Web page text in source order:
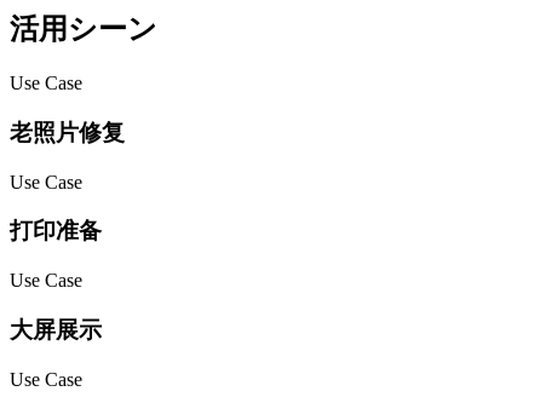
活用シーン
Use Case
老照片修复
Use Case
打印准备
Use Case
大屏展示
Use Case